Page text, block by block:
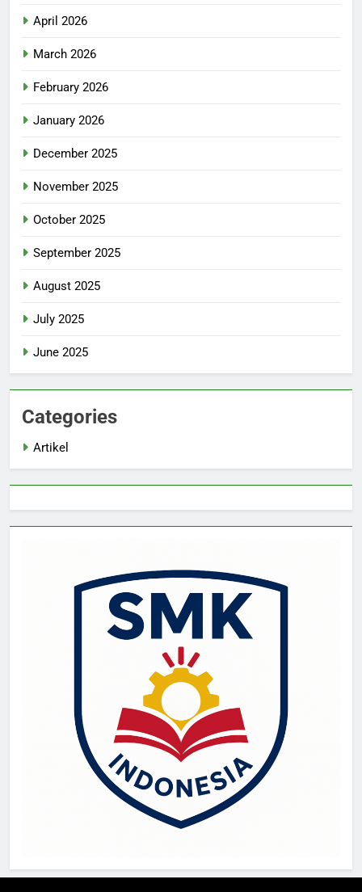
April 2026
March 2026
February 2026
January 2026
December 2025
November 2025
October 2025
September 2025
August 2025
July 2025
June 2025
Categories
Artikel